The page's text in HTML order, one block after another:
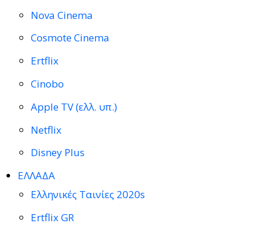
Nova Cinema
Cosmote Cinema
Ertflix
Cinobo
Apple TV (ελλ. υπ.)
Netflix
Disney Plus
ΕΛΛΑΔΑ
Ελληνικές Ταινίες 2020s
Ertflix GR